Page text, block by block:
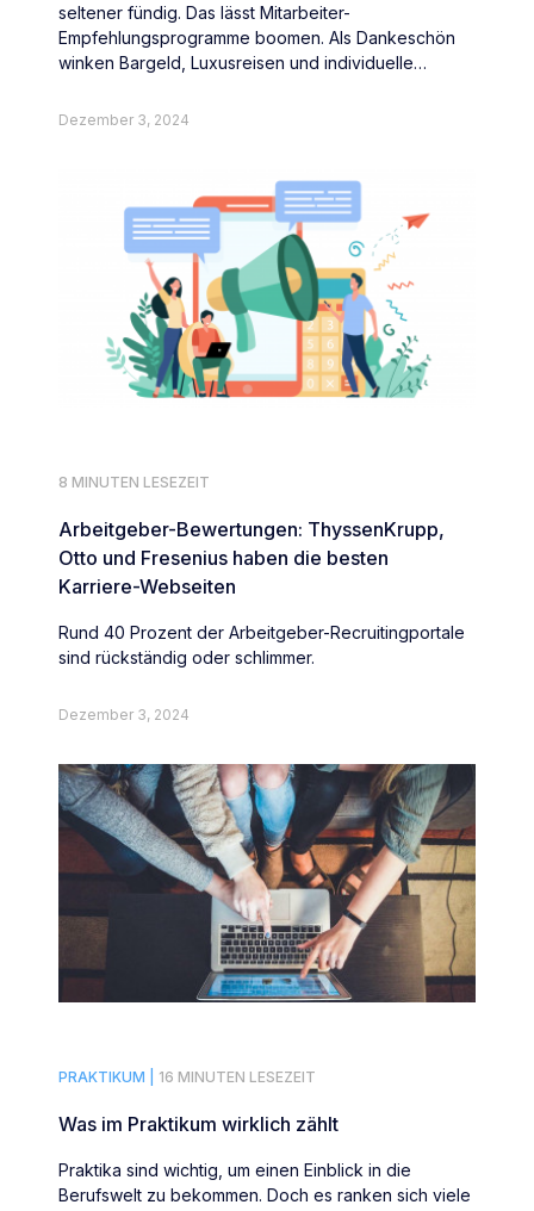
seltener fündig. Das lässt Mitarbeiter-
Empfehlungsprogramme boomen. Als Dankeschön
winken Bargeld, Luxusreisen und individuelle
Dezember 3, 2024
8 MINUTEN LESEZEIT
Arbeitgeber-Bewertungen: ThyssenKrupp,
Otto und Fresenius haben die besten
Karriere-Webseiten
Rund 40 Prozent der Arbeitgeber-Recruitingportale
sind rückständig oder schlimmer.
Dezember 3, 2024
PRAKTIKUM | 16 MINUTEN LESEZEIT
Was im Praktikum wirklich zählt
Praktika sind wichtig, um einen Einblick in die
Berufswelt zu bekommen. Doch es ranken sich viele